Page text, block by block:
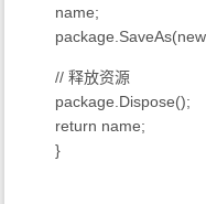
name;
// 释放资源
package.Dispose();
return name;
}